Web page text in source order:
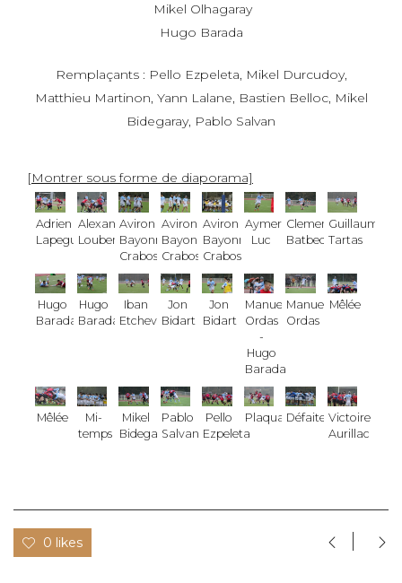
Mikel Olhagaray
Hugo Barada
Remplaçants : Pello Ezpeleta, Mikel Durcudoy,
Matthieu Martinon, Yann Lalane, Bastien Belloc, Mikel
Bidegaray, Pablo Salvan
[Montrer sous forme de diaporama]
Adrien
Lapegue
Alexandre
Loubens
Aviron
Bayonnais
Crabos
Aviron
Bayonnais
Crabos
Aviron
Bayonnais
Crabos
Aymeric
Luc
Clement
Batbedat
Guillaume
Tartas
Hugo
Barada
Hugo
Barada
Iban
Etcheverry
Jon
Bidart
Jon
Bidart
Manuel
Ordas
-
Hugo
Barada
Manuel
Ordas
Mêlée
Mêlée
Mi-
temps
Mikel
Bidegaray
Pablo
Salvan
Pello
Ezpeleta
PlaquageDéfaite Victoire
Aurillac
0 likes